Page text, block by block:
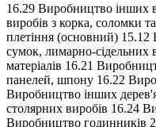
16.29 Виробництво інших
виробів з корка, соломки
плетіння (основний)
сумок, лимарно-сідельних
матеріалів 16.21
панелей, шпону 16.22
Виробництво інших
столярних виробів 16.24
Виробництво годинників